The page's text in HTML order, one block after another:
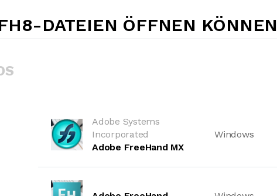
DATEIEN ÖFFNEN KÖNNEN
Adobe Systems
Incorporated
Adobe FreeHand MX
Windows